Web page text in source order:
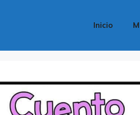
Inicio